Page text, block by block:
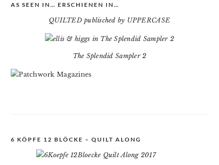
AS SEEN IN… ERSCHIENEN IN…
QUILTED publisched by UPPERCASE
The Splendid Sampler 2
6 KÖPFE 12 BLÖCKE – QUILT ALONG